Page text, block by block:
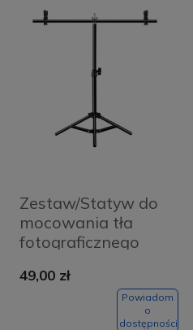
Zestaw/Statyw do
mocowania tła
fotograficznego
67cm
49,00 zł
Powiadom
o
dostępności